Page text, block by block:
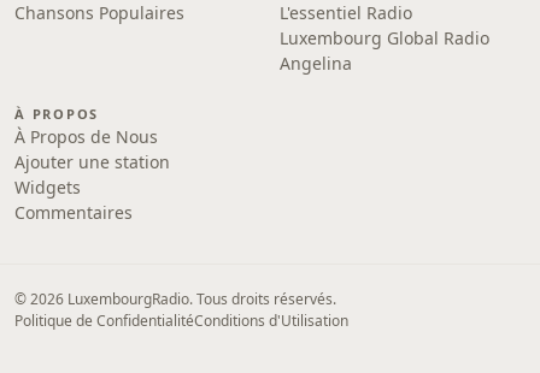
Chansons Populaires
L'essentiel Radio
Luxembourg Global Radio
Angelina
À PROPOS
À Propos de Nous
Ajouter une station
Widgets
Commentaires
© 2026 LuxembourgRadio. Tous droits réservés.
Politique de ConfidentialitéConditions d'Utilisation